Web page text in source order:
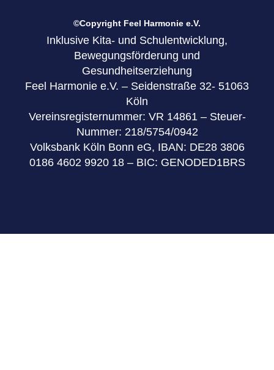
©Copyright Feel Harmonie e.V.
Inklusive Kita- und Schulentwicklung,
Bewegungsförderung und
Gesundheitserziehung
Feel Harmonie e.V. – Seidenstraße 32- 51063
Köln
Vereinsregisternummer: VR 14861 – Steuer-
Nummer: 218/5754/0942
Volksbank Köln Bonn eG, IBAN: DE28 3806
0186 4602 9920 18 – BIC: GENODED1BRS